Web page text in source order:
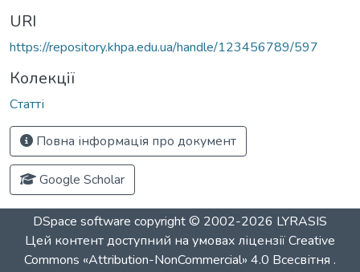
URI
https://repository.khpa.edu.ua/handle/123456789/597
Колекції
Статті
Повна інформація про документ
Google Scholar
DSpace software copyright © 2002-2026 LYRASIS
Цей контент доступний на умовах ліцензіїCreative
Commons «Attribution-NonCommercial» 4.0 Всесвітня .